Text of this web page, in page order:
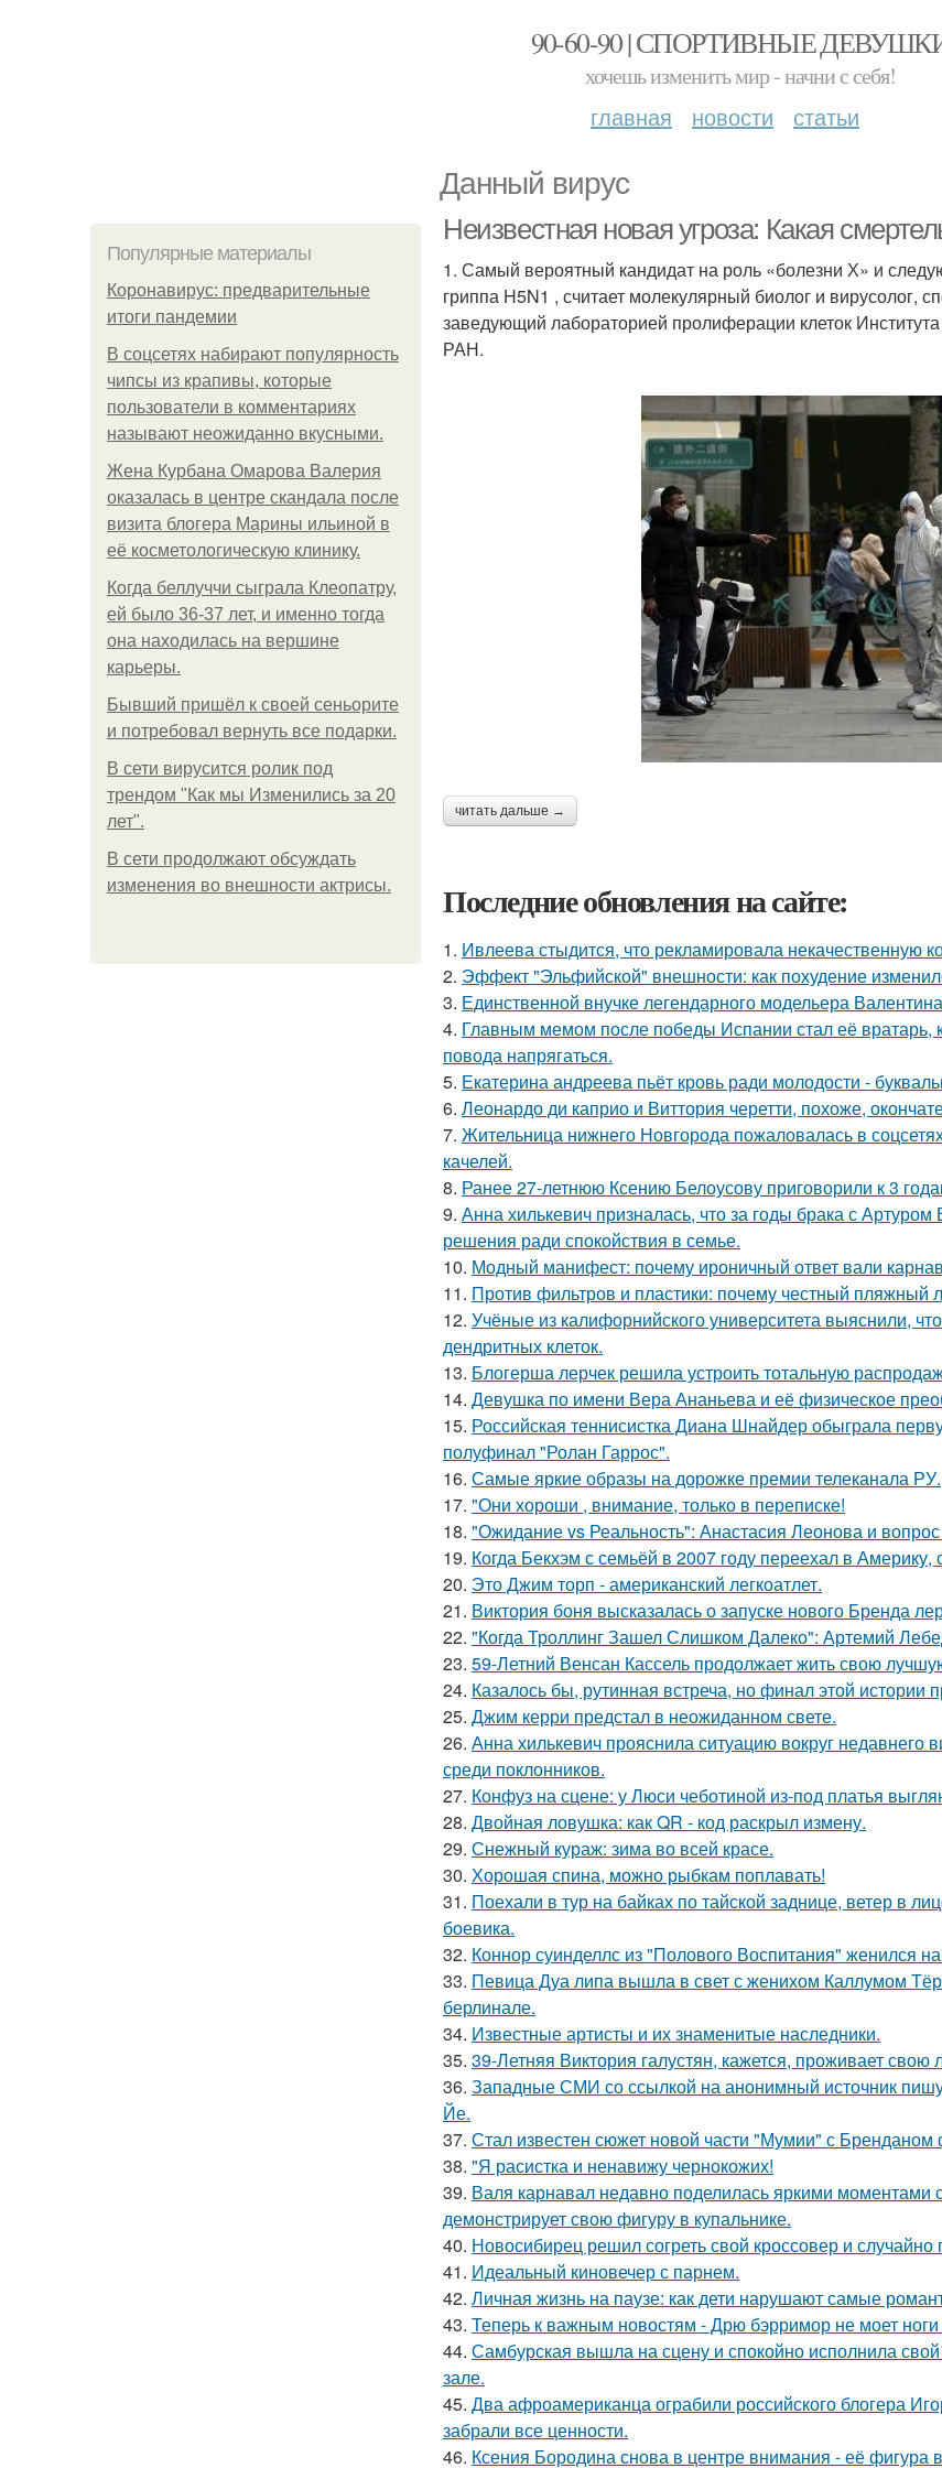
90-60-90 | СПОРТИВНЫЕ
хочешь изменить мир - начни с себя!
главная новости статьи
Данный вирус
Популярные материалы
Коронавирус: предварительные
итоги пандемии
В соцсетях набирают популярность
чипсы из крапивы, которые
пользователи в комментариях
называют неожиданно вкусными.
Жена Курбана Омарова Валерия
оказалась в центре скандала после
визита блогера Марины ильиной в
её косметологическую клинику.
Когда беллуччи сыграла Клеопатру,
ей было 36-37 лет, и именно тогда
она находилась на вершине
карьеры.
Бывший пришёл к своей сеньорите
и потребовал вернуть все подарки.
В сети вирусится ролик под
трендом "Как мы Изменились за 20
лет".
В сети продолжают обсуждать
изменения во внешности актрисы.
Неизвестная новая угроза: Какая
1. Самый вероятный кандидат на роль «болезни Х» и
гриппа H5N1 , считает молекулярный биолог и вирусолог,
заведующий лабораторией пролиферации клеток
РАН.
читать дальше →
Последние обновления на сайте:
1. Ивлеева стыдится, что рекламировала некачественную
2. Эффект "Эльфийской" внешности: как похудение
3. Единственной внучке легендарного модельера
4. Главным мемом после победы Испании стал её вратарь,
повода напрягаться.
5. Екатерина андреева пьёт кровь ради молодости -
6. Леонардо ди каприо и Виттория черетти, похоже,
7. Жительница нижнего Новгорода пожаловалась в
качелей.
8. Ранее 27-летнюю Ксению Белоусову приговорили к 3
9. Анна хилькевич призналась, что за годы брака с
решения ради спокойствия в семье.
10. Модный манифест: почему ироничный ответ вали
11. Против фильтров и пластики: почему честный пляжный
12. Учёные из калифорнийского университета выяснили,
дендритных клеток.
13. Блогерша лерчек решила устроить тотальную
14. Девушка по имени Вера Ананьева и её физическое
15. Российская теннисистка Диана Шнайдер обыграла
полуфинал "Ролан Гаррос".
16. Самые яркие образы на дорожке премии телеканала РУ.
17. "Они хороши , внимание, только в переписке!
18. "Ожидание vs Реальность": Анастасия Леонова и
19. Когда Бекхэм с семьёй в 2007 году переехал в
20. Это Джим торп - американский легкоатлет.
21. Виктория боня высказалась о запуске нового Бренда
22. "Когда Троллинг Зашел Слишком Далеко": Артемий
23. 59-Летний Венсан Кассель продолжает жить свою
24. Казалось бы, рутинная встреча, но финал этой
25. Джим керри предстал в неожиданном свете.
26. Анна хилькевич прояснила ситуацию вокруг недавнего
среди поклонников.
27. Конфуз на сцене: у Люси чеботиной из-под платья
28. Двойная ловушка: как QR - код раскрыл измену.
29. Снежный кураж: зима во всей красе.
30. Хорошая спина, можно рыбкам поплавать!
31. Поехали в тур на байках по тайской заднице, ветер в
боевика.
32. Коннор суинделлс из "Полового Воспитания" женился
33. Певица Дуа липа вышла в свет с женихом Каллумом
берлинале.
34. Известные артисты и их знаменитые наследники.
35. 39-Летняя Виктория галустян, кажется, проживает свою
36. Западные СМИ со ссылкой на анонимный источник
Йе.
37. Стал известен сюжет новой части "Мумии" с Бренданом
38. "Я расистка и ненавижу чернокожих!
39. Валя карнавал недавно поделилась яркими моментами
демонстрирует свою фигуру в купальнике.
40. Новосибирец решил согреть свой кроссовер и случайно
41. Идеальный киновечер с парнем.
42. Личная жизнь на паузе: как дети нарушают самые
43. Теперь к важным новостям - Дрю бэрримор не моет
44. Самбурская вышла на сцену и спокойно исполнила
зале.
45. Два афроамериканца ограбили российского блогера
забрали все ценности.
46. Ксения Бородина снова в центре внимания - её фигура